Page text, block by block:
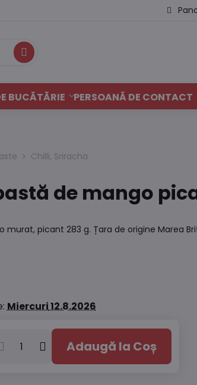
Caută
BUCĂTĂRIE PERSOANĂ DE CONTACT
Chilli, Sriracha
de mango
murat, picant 283 g. Țara de origine Marea
Miercuri12.8.2026
Adaugă la Coș